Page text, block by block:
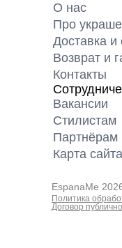
О нас
Про
Доставка и
Возврат и
Контакты
Вакансии
Cтилистам
Партнёрам
Карта cайта
EspanaMe
Политика
Договор